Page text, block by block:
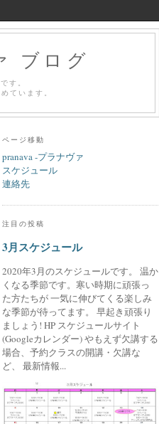
ブログ
す。
ています。
ページ移動
pranava -プラナヴァ
スケジュール
連絡先
注目の投稿
3月スケジュール
2020年3月のスケジュールです。 温か
くなる季節です。寒い時期に頑張っ
た方たちが 一気に伸びてくる楽しみ
な季節が待ってます。 早起き頑張り
ましょう! HP スケジュールサイト
(Googleカレンダー) やもえず欠講する
場合、予約クラスの開講・欠講な
ど、 最新情報...